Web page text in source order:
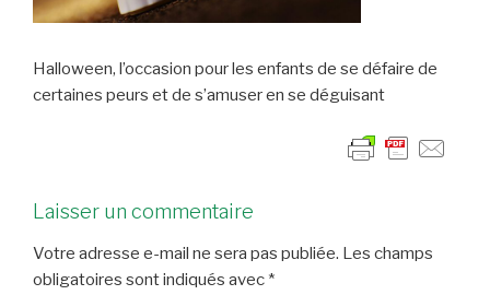
Halloween, l’occasion pour les enfants de se défaire de
certaines peurs et de s’amuser en se déguisant
Laisser un commentaire
Votre adresse e-mail ne sera pas publiée. Les champs
obligatoires sont indiqués avec *